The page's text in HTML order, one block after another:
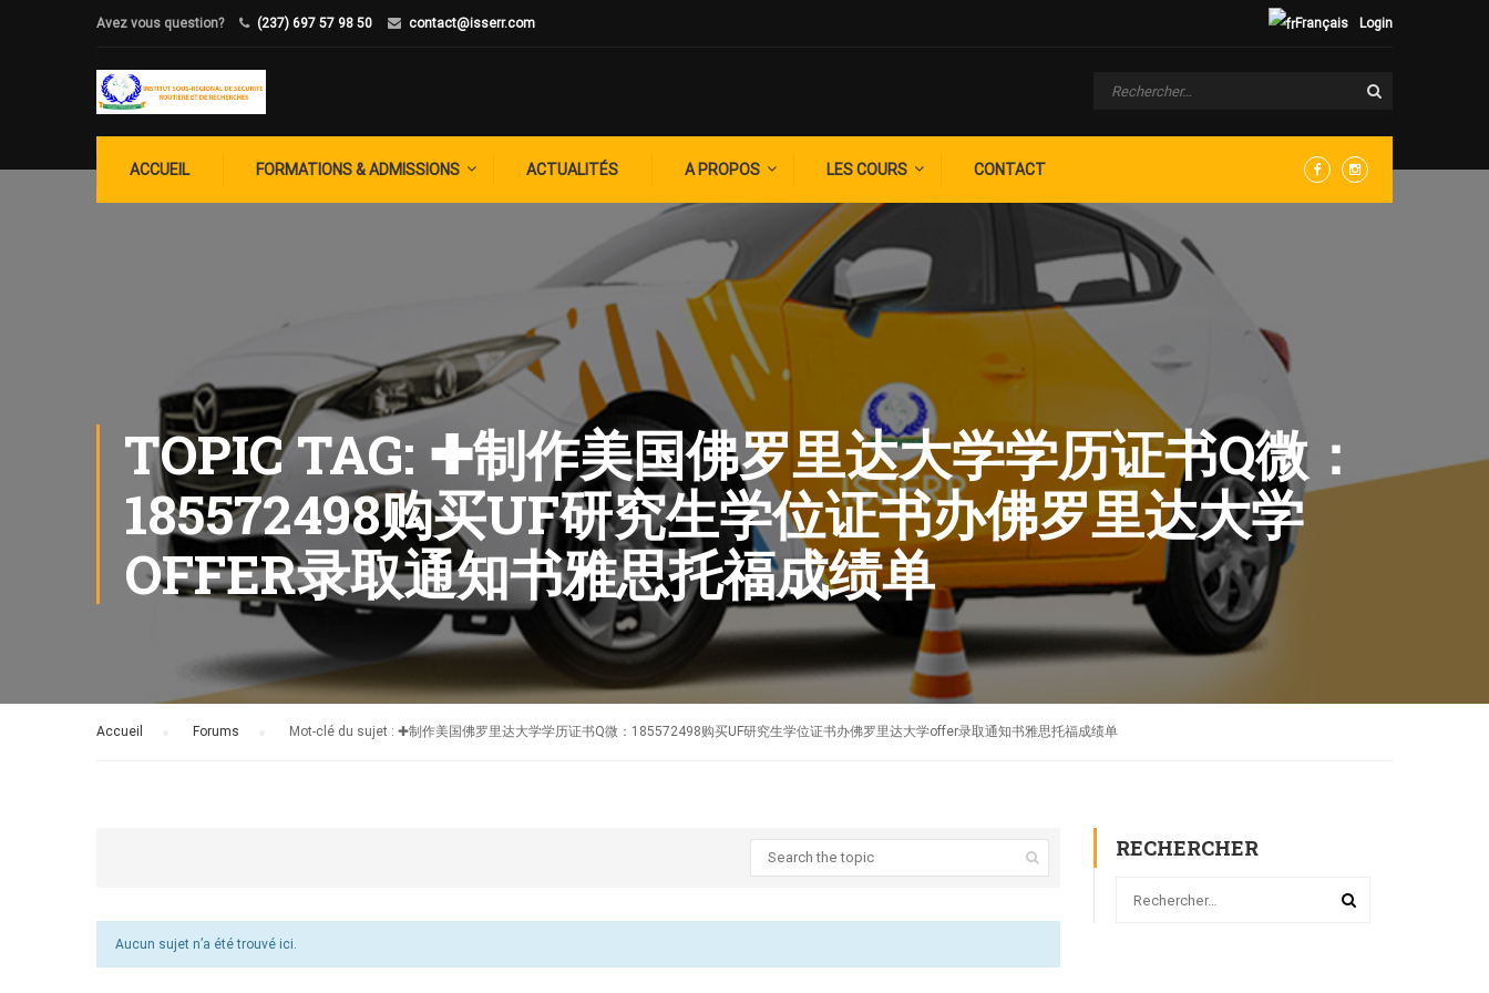
Avez vous question? (237) 697 57 98 50 contact@isserr.com Login
Français
ACCUEIL FORMATIONS & ADMISSIONS ACTUALITÉS A PROPOS LES COURS CONTACT
TOPIC TAG: ✚制作美国佛罗里达大学学历证书Q微：
185572498购买UF研究生学位证书办佛罗里达大学
OFFER录取通知书雅思托福成绩单
Accueil Forums Mot-clé du sujet : ✚制作美国佛罗里达大学学历证书Q微：185572498购买UF研究生学位证书办佛罗里达大学offer录取通知书雅思托福成绩单
Aucun sujet n’a été trouvé ici.
RECHERCHER